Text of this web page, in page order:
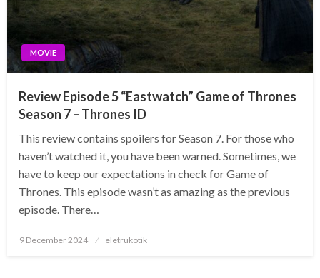
MOVIE
Review Episode 5 “Eastwatch” Game of Thrones
Season 7 – Thrones ID
This review contains spoilers for Season 7. For those who
haven’t watched it, you have been warned. Sometimes, we
have to keep our expectations in check for Game of
Thrones. This episode wasn’t as amazing as the previous
episode. There…
Posted
9 December 2024 eletrukotik